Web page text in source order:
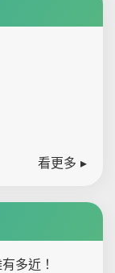
看更多 ▸
多近！